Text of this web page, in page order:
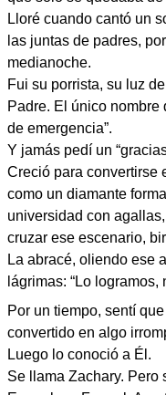
Lloré cuando cantó un
las juntas de padres,
medianoche.
Fui su porrista, su luz
Padre. El único nombre
de emergencia”.
Y jamás pedí un
Creció para convertirse
como un diamante
universidad con
cruzar ese escenario,
La abracé, oliendo ese
lágrimas: “Lo
Por un tiempo, sentí
convertido en algo
Luego lo conoció a Él.
Se llama Zachary. Pero